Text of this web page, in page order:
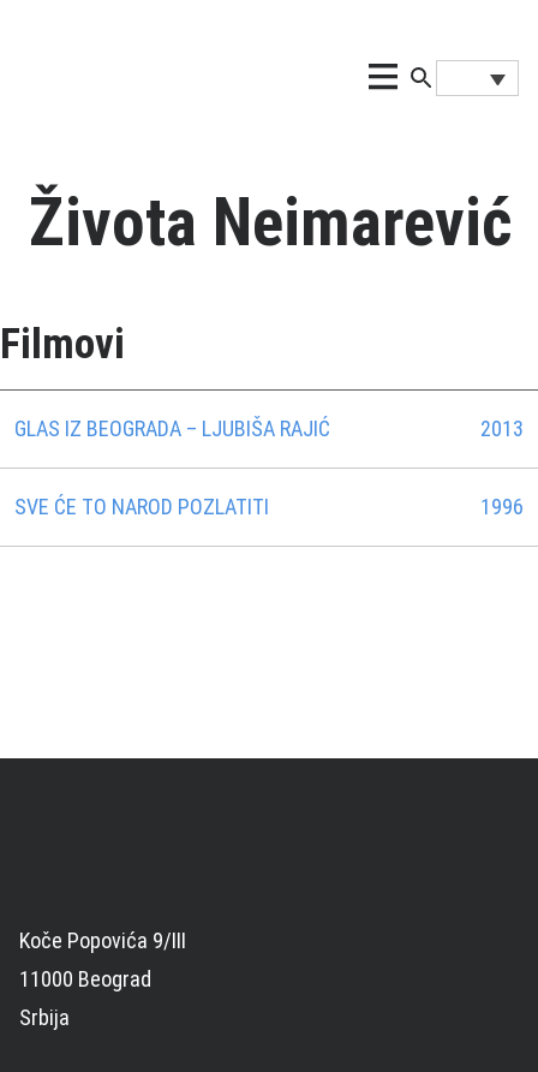
Života Neimarević
Filmovi
GLAS IZ BEOGRADA – LJUBIŠA RAJIĆ 2013
SVE ĆE TO NAROD POZLATITI 1996
Koče Popovića 9/III
11000 Beograd
Srbija